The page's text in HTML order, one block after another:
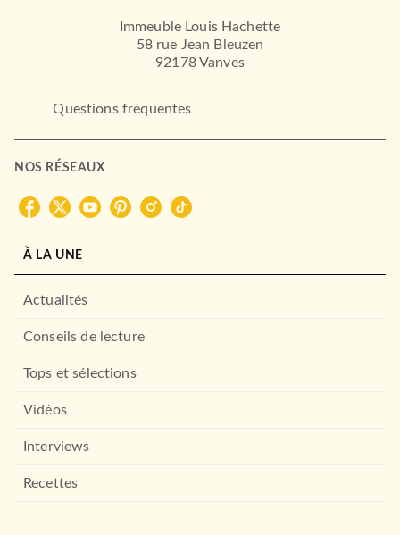
Immeuble Louis Hachette
58 rue Jean Bleuzen
92178 Vanves
Questions fréquentes
NOS RÉSEAUX
À LA UNE
Actualités
Conseils de lecture
Tops et sélections
Vidéos
Interviews
Recettes